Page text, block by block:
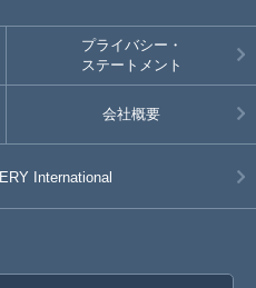
プライバシー・
ステートメント
会社概要
International